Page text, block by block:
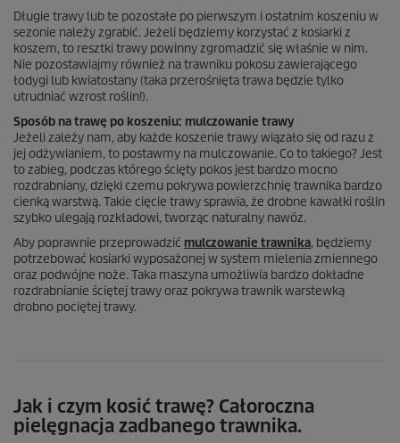
Długie trawy lub te pozostałe po pierwszym i ostatnim koszeniu w
sezonie należy zgrabić. Jeżeli będziemy korzystać z kosiarki z
koszem, to resztki trawy powinny zgromadzić się właśnie w nim.
Nie pozostawiajmy również na trawniku pokosu zawierającego
łodygi lub kwiatostany (taka przerośnięta trawa będzie tylko
utrudniać wzrost roślin!).
Sposób na trawę po koszeniu: mulczowanie trawy
Jeżeli zależy nam, aby każde koszenie trawy wiązało się od razu z
jej odżywianiem, to postawmy na mulczowanie. Co to takiego? Jest
to zabieg, podczas którego ścięty pokos jest bardzo mocno
rozdrabniany, dzięki czemu pokrywa powierzchnię trawnika bardzo
cienką warstwą. Takie cięcie trawy sprawia, że drobne kawałki roślin
szybko ulegają rozkładowi, tworząc naturalny nawóz.
Aby poprawnie przeprowadzić mulczowanie trawnika, będziemy
potrzebować kosiarki wyposażonej w system mielenia zmiennego
oraz podwójne noże. Taka maszyna umożliwia bardzo dokładne
rozdrabnianie ściętej trawy oraz pokrywa trawnik warstewką
drobno pociętej trawy.
Jak i czym kosić trawę? Całoroczna
pielęgnacja zadbanego trawnika.